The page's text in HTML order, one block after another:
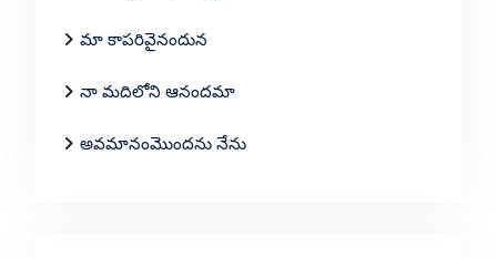
మా కాపరివైనందున
నా మదిలోని ఆనందమా
అవమానంమొందను నేను